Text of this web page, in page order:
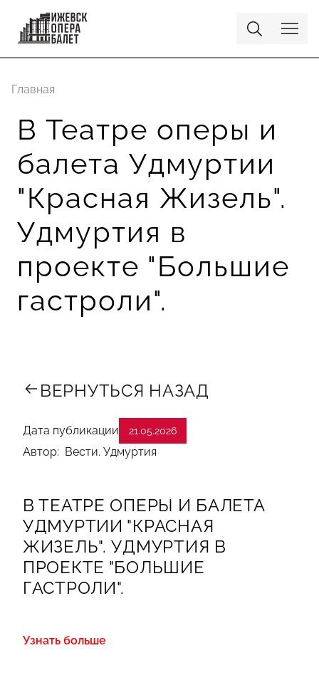
Главная
В Театре оперы и
балета Удмуртии
"Красная Жизель".
Удмуртия в
проекте "Большие
гастроли".
ВЕРНУТЬСЯ НАЗАД
Дата публикации 21.05.2026
Автор: Вести. Удмуртия
В ТЕАТРЕ ОПЕРЫ И БАЛЕТА
УДМУРТИИ "КРАСНАЯ
ЖИЗЕЛЬ". УДМУРТИЯ В
ПРОЕКТЕ "БОЛЬШИЕ
ГАСТРОЛИ".
Узнать больше